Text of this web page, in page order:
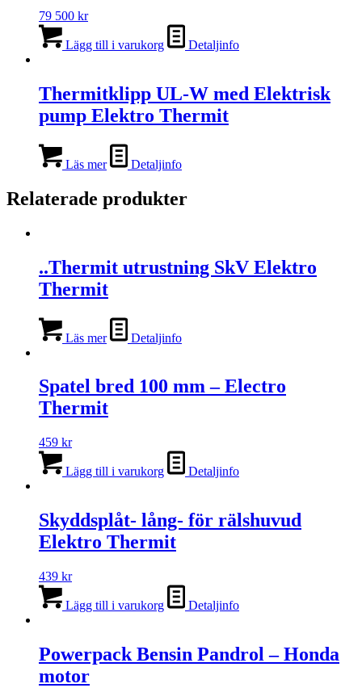
79 500 kr
Lägg till i varukorg Detaljinfo
Thermitklipp UL-W med Elektrisk
pump Elektro Thermit
Läs mer Detaljinfo
Relaterade produkter
..Thermit utrustning SkV Elektro
Thermit
Läs mer Detaljinfo
Spatel bred 100 mm – Electro
Thermit
459 kr
Lägg till i varukorg Detaljinfo
Skyddsplåt- lång- för rälshuvud
Elektro Thermit
439 kr
Lägg till i varukorg Detaljinfo
Powerpack Bensin Pandrol – Honda
motor